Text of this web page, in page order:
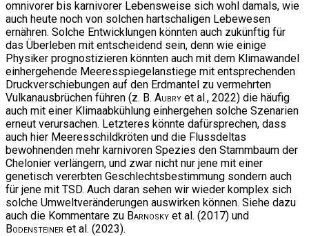
omnivorer bis karnivorer Lebensweise sich wohl damals, wie
auch heute noch von solchen hartschaligen Lebewesen
ernähren. Solche Entwicklungen könnten auch zukünftig für
das Überleben mit entscheidend sein, denn wie einige
Physiker prognostizieren könnten auch mit dem Klimawandel
einhergehende Meeresspiegelanstiege mit entsprechenden
Druckverschiebungen auf den Erdmantel zu vermehrten
Vulkanausbrüchen führen (z. B. Aubry et al., 2022) die häufig
auch mit einer Klimaabkühlung einhergehen solche Szenarien
erneut verursachen. Letzteres könnte dafürsprechen, dass
auch hier Meeresschildkröten und die Flussdeltas
bewohnenden mehr karnivoren Spezies den Stammbaum der
Chelonier verlängern, und zwar nicht nur jene mit einer
genetisch vererbten Geschlechtsbestimmung sondern auch
für jene mit TSD. Auch daran sehen wir wieder komplex sich
solche Umweltveränderungen auswirken können. Siehe dazu
auch die Kommentare zu Barnosky et al. (2017) und
Bodensteiner et al. (2023).